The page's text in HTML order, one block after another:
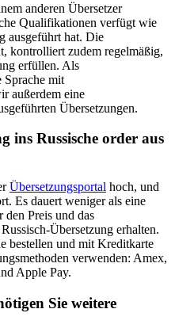
anderen Übersetzer
Qualifikationen verfügt wie
ausgeführt hat. Die
kontrolliert zudem regelmäßig,
erfüllen. Als
Sprache mit
außerdem eine
Übersetzungen.
ins Russische order aus
Übersetzungsportal hoch, und
Es dauert weniger als eine
Preis und das
Übersetzung erhalten.
bestellen und mit Kreditkarte
verwenden: Amex,
Apple Pay.
Sie weitere